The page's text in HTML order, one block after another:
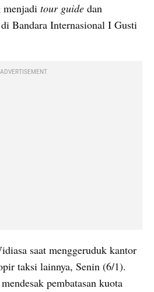
tour guide dan
Bandara Internasional I Gusti
ADVERTISEMENT
saat menggeruduk kantor
taksi lainnya, Senin (6/1).
pembatasan kuota